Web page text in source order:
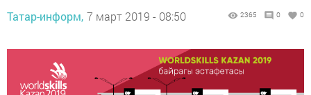
Татар-информ, 7 март 2019 - 08:50 2365 0 0